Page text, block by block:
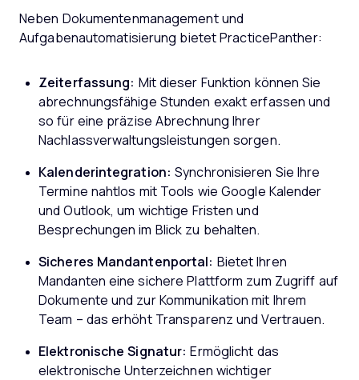
Neben Dokumentenmanagement und
Aufgabenautomatisierung bietet PracticePanther:
Zeiterfassung: Mit dieser Funktion können Sie
abrechnungsfähige Stunden exakt erfassen und
so für eine präzise Abrechnung Ihrer
Nachlassverwaltungsleistungen sorgen.
Kalenderintegration: Synchronisieren Sie Ihre
Termine nahtlos mit Tools wie Google Kalender
und Outlook, um wichtige Fristen und
Besprechungen im Blick zu behalten.
Sicheres Mandantenportal: Bietet Ihren
Mandanten eine sichere Plattform zum Zugriff auf
Dokumente und zur Kommunikation mit Ihrem
Team – das erhöht Transparenz und Vertrauen.
Elektronische Signatur: Ermöglicht das
elektronische Unterzeichnen wichtiger